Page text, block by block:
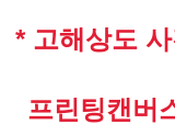
* 고해상도
프린팅캔버